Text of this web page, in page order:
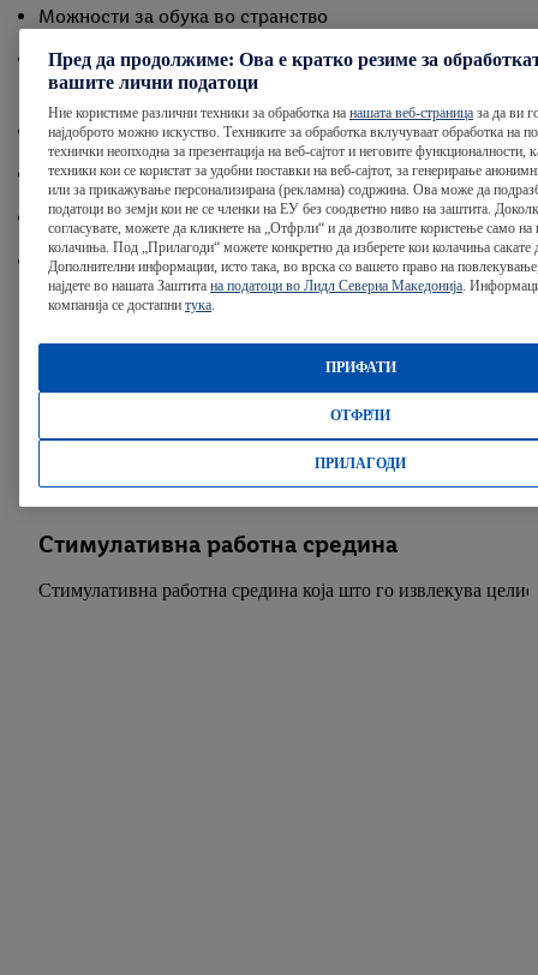
Можности за обука во странство
Стимулативна работна средина и одлична
организациска култура
Атрактивен компензациски пакет
Приватно здравствено осигурување
FitKit месечен буџет
Пакет за добредојде на новите вработени
Нашите бенефиции!
Стимулативна работна средина
Стимулативна работна средина која што го извлекува
Пред да продолжиме: Ова е кратко резиме за
вашите лични податоци
Ние користиме различни техники за обработка на нашата веб-страница за да ви
најдоброто можно искуство. Техниките за обработка вклучуваат обработка на
технички неопходна за презентација на веб-сајтот и неговите функционалности,
техники кои се користат за удобни поставки на веб-сајтот, за генерирање
или за прикажување персонализирана (рекламна) содржина. Ова може да
податоци во земји кои не се членки на ЕУ без соодветно ниво на заштита.
согласувате, можете да кликнете на „Отфрли“ и да дозволите користење само на
колачиња. Под „Прилагоди“ можете конкретно да изберете кои колачиња сакате
Дополнителни информации, исто така, во врска со вашето право на
најдете во нашата Заштита на податоци во Лидл Северна Македонија.
компанија се достапни тука.
ОТФРЛИ
ПРИФАТИ
ПРИЛАГОДИ